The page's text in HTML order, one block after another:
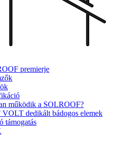
premierje
működik a SOLROOF?
dedikált bádogos elemek
támogatás